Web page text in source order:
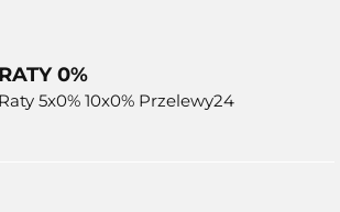
RATY 0%
Raty 5x0% 10x0% Przelewy24